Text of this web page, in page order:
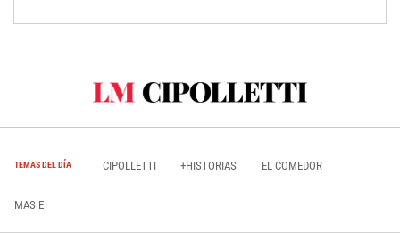
TEMAS DEL DÍA CIPOLLETTI +HISTORIAS EL COMEDOR
MAS E